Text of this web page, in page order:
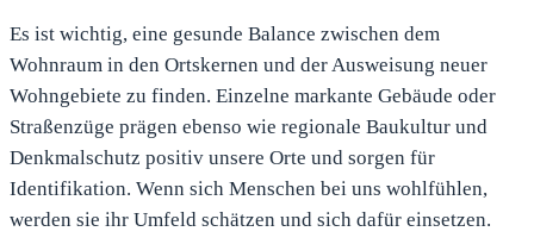
Es ist wichtig, eine gesunde Balance zwischen dem
Wohnraum in den Ortskernen und der Ausweisung neuer
Wohngebiete zu finden. Einzelne markante Gebäude oder
Straßenzüge prägen ebenso wie regionale Baukultur und
Denkmalschutz positiv unsere Orte und sorgen für
Identifikation. Wenn sich Menschen bei uns wohlfühlen,
werden sie ihr Umfeld schätzen und sich dafür einsetzen.